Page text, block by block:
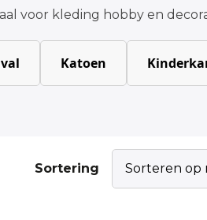
voor kleding hobby en
Katoen
Sortering